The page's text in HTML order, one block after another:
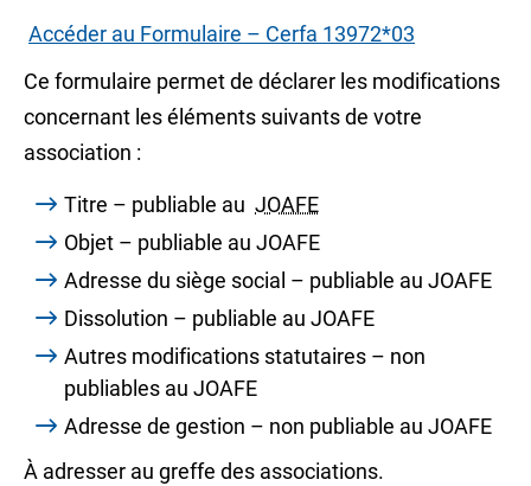
Accéder au Formulaire – Cerfa 13972*03
Ce formulaire permet de déclarer les modifications
concernant les éléments suivants de votre
association :
Titre – publiable au JOAFE
Objet – publiable au JOAFE
Adresse du siège social – publiable au JOAFE
Dissolution – publiable au JOAFE
Autres modifications statutaires – non
publiables au JOAFE
Adresse de gestion – non publiable au JOAFE
À adresser au greffe des associations.